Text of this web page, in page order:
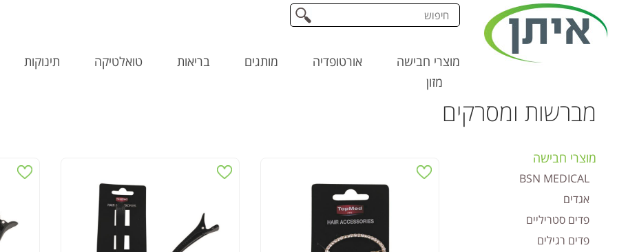
מוצרי חבישה אורטופדיה מותגים בריאות טואלטיקה תינוקות
מזון
מברשות ומסרקים
מברשות ומסרקים
מוצרי חבישה
BSN MEDICAL
אגדים
פדים סטריליים
פדים רגילים